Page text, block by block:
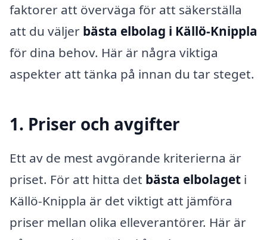
faktorer att överväga för att säkerställa
att du väljer bästa elbolag i Källö-Knippla
för dina behov. Här är några viktiga
aspekter att tänka på innan du tar steget.
1. Priser och avgifter
Ett av de mest avgörande kriterierna är
priset. För att hitta det bästa elbolaget i
Källö-Knippla är det viktigt att jämföra
priser mellan olika elleverantörer. Här är